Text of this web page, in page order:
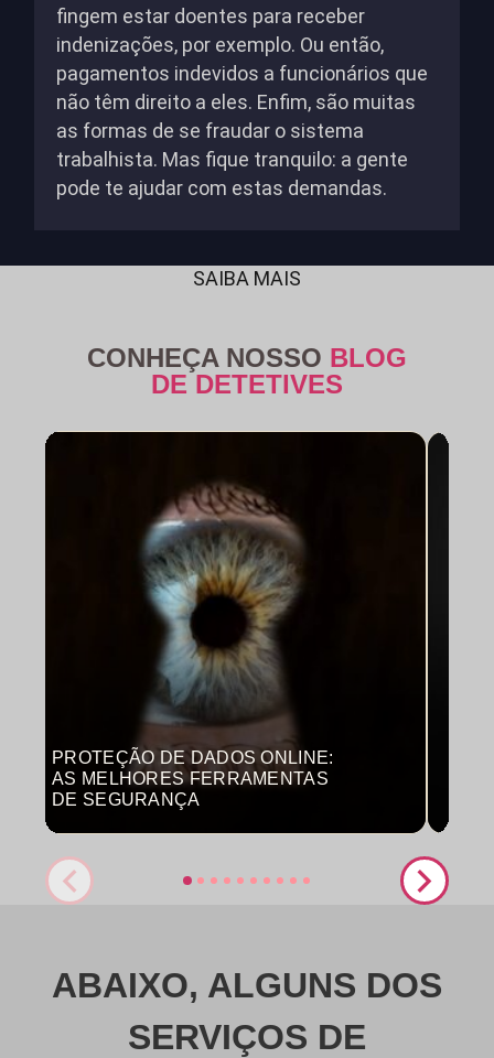
fingem estar doentes para receber
indenizações, por exemplo. Ou então,
pagamentos indevidos a funcionários que
não têm direito a eles. Enfim, são muitas
as formas de se fraudar o sistema
trabalhista. Mas fique tranquilo: a gente
pode te ajudar com estas demandas.
SAIBA MAIS
CONHEÇA NOSSO BLOG
DE DETETIVES
PROTEÇÃO DE DADOS ONLINE:
AS MELHORES FERRAMENTAS
DE SEGURANÇA
ABAIXO, ALGUNS DOS
SERVIÇOS DE